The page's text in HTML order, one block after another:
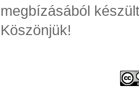
megbízásából
Köszönjük!